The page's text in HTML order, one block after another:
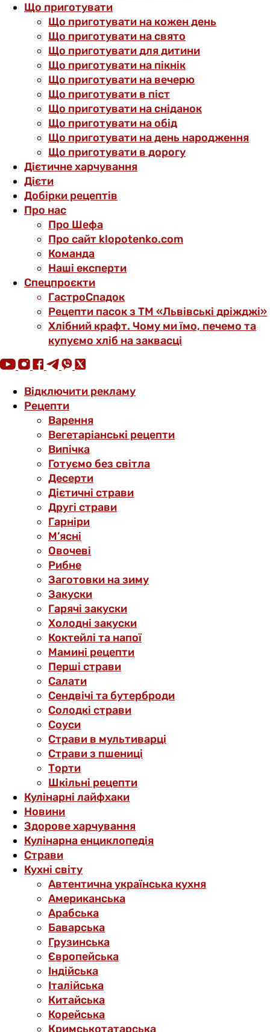
Що приготувати
Що приготувати на кожен день
Що приготувати на свято
Що приготувати для дитини
Що приготувати на пікнік
Що приготувати на вечерю
Що приготувати в піст
Що приготувати на сніданок
Що приготувати на обід
Що приготувати на день народження
Що приготувати в дорогу
Дієтичне харчування
Дієти
Добірки рецептів
Про нас
Про Шефа
Про сайт klopotenko.com
Команда
Наші експерти
Спецпроєкти
ГастроСпадок
Рецепти пасок з ТМ «Львівські дріжджі»
Хлібний крафт. Чому ми їмо, печемо та
купуємо хліб на заквасці
Відключити рекламу
Рецепти
Варення
Вегетаріанські рецепти
Випічка
Готуємо без світла
Десерти
Дієтичні страви
Другі страви
Гарніри
М’ясні
Овочеві
Рибне
Заготовки на зиму
Закуски
Гарячі закуски
Холодні закуски
Коктейлі та напої
Мамині рецепти
Перші страви
Салати
Сендвічі та бутерброди
Солодкі страви
Соуси
Страви в мультиварці
Страви з пшениці
Торти
Шкільні рецепти
Кулінарні лайфхаки
Новини
Здорове харчування
Кулінарна енциклопедія
Страви
Кухні світу
Автентична українська кухня
Американська
Арабська
Баварська
Грузинська
Європейська
Індійська
Італійська
Китайська
Корейська
Кримськотатарська